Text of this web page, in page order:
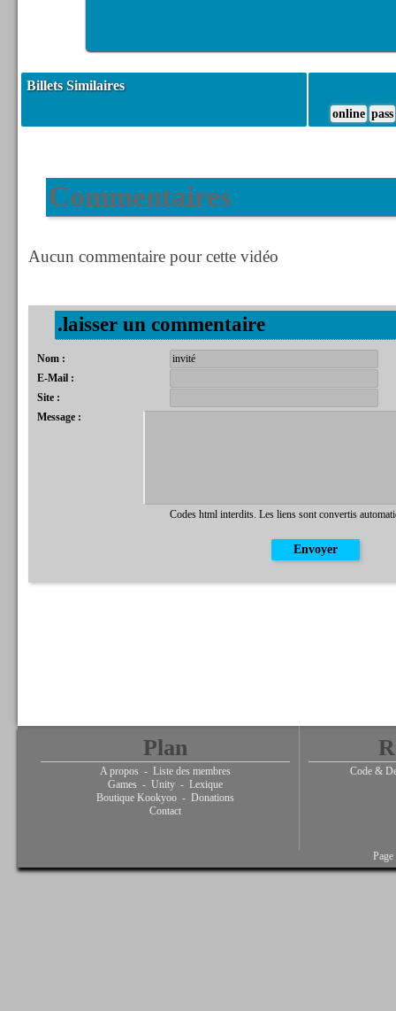
Billets Similaires
online pass
Commentaires
Aucun commentaire pour cette vidéo
.laisser un commentaire
Nom :
E-Mail :
Site :
Message :
Codes html interdits. Les liens sont convertis
Plan
A propos - Liste des membres
Games - Unity - Lexique
Boutique Kookyoo - Donations
Contact
Code &